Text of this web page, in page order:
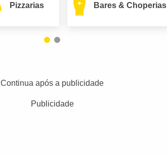
Pizzarias Bares & Choperias
Continua após a publicidade
Publicidade